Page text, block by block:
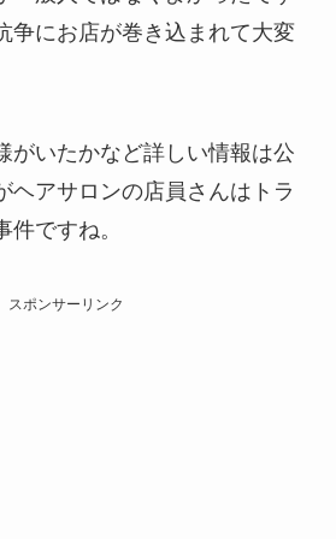
争にお店が巻き込まれて大変
がいたかなど詳しい情報は公
ヘアサロンの店員さんはトラ
件ですね。
スポンサーリンク